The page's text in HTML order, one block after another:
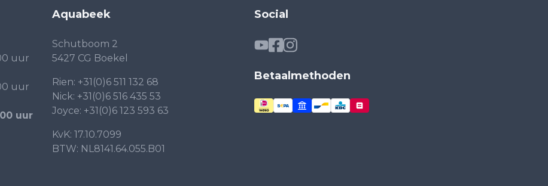
uur
uur
uur
Aquabeek
Schutboom 2
5427 CG Boekel
Rien: +31(0)6 511 132 68
Nick: +31(0)6 516 435 53
Joyce: +31(0)6 123 593 63
KvK: 17.10.7099
BTW: NL8141.64.055.B01
Social
Betaalmethoden